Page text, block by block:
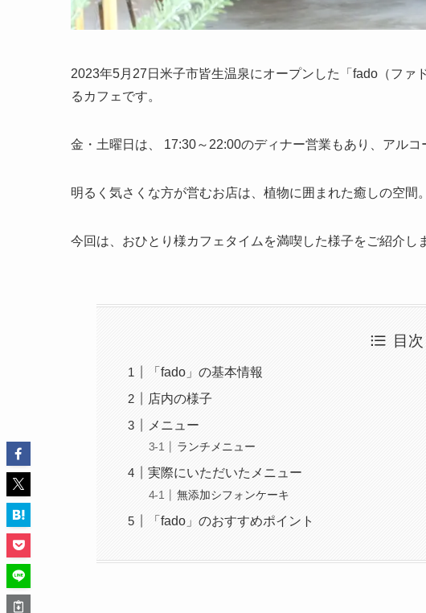
2023年5月27日米子市皆生温泉にオープンした「fado（ファ
るカフェです。
金・土曜日は、 17:30～22:00のディナー営業もあり、アルコ
明るく気さくな方が営むお店は、植物に囲まれた癒しの空間。
今回は、おひとり様カフェタイムを満喫した様子をご紹介し
目次
「fado」の基本情報
店内の様子
メニュー
ランチメニュー
実際にいただいたメニュー
無添加シフォンケーキ
「fado」のおすすめポイント